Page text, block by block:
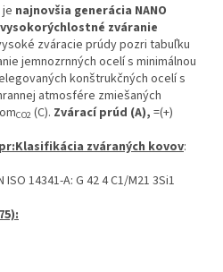
je najnovšia generácia NANO
zváranie
zváracie prúdy pozri tabuľku
jemnozrnných ocelí s minimálnou
konštrukčných ocelí s
atmosfére zmiešaných
CO2 (C). Zvárací prúd (A), =(+)
Klasifikácia zváraných kovov:
14341-A: G 42 4 C1/M21 3Si1